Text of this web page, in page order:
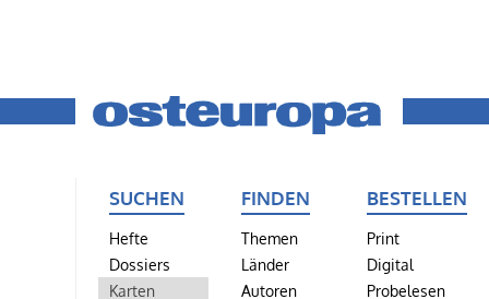
SUCHEN
Hefte
Dossiers
Karten
FINDEN
Themen
Länder
Autoren
BESTELLEN
Print
Digital
Probelesen